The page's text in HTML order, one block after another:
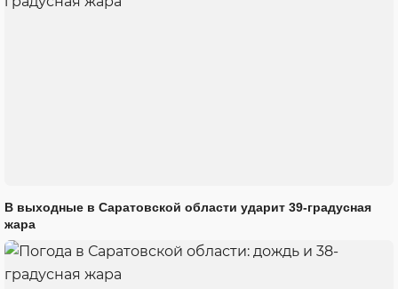
В выходные в Саратовской области ударит 39-градусная
жара